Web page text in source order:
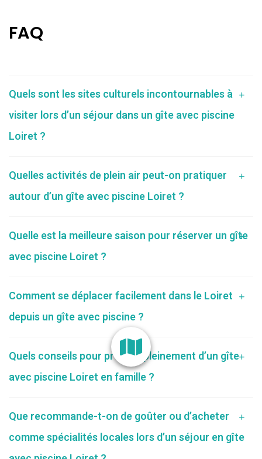
FAQ
Quels sont les sites culturels incontournables à
visiter lors d’un séjour dans un gîte avec piscine
Loiret ?
Quelles activités de plein air peut-on pratiquer
autour d’un gîte avec piscine Loiret ?
Quelle est la meilleure saison pour réserver un gîte
avec piscine Loiret ?
Comment se déplacer facilement dans le Loiret
depuis un gîte avec piscine ?
Quels conseils pour profiter pleinement d’un gîte
avec piscine Loiret en famille ?
Que recommande-t-on de goûter ou d’acheter
comme spécialités locales lors d’un séjour en gîte